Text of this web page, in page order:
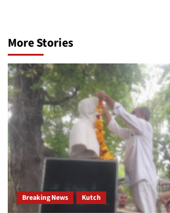
More Stories
Breaking News Kutch